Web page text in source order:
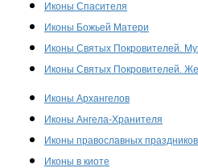
Иконы Спасителя
Иконы Божьей Матери
Иконы Святых Покровителей.
Иконы Святых Покровителей.
Иконы Архангелов
Иконы Ангела-Хранителя
Иконы православных праздников
Иконы в киоте